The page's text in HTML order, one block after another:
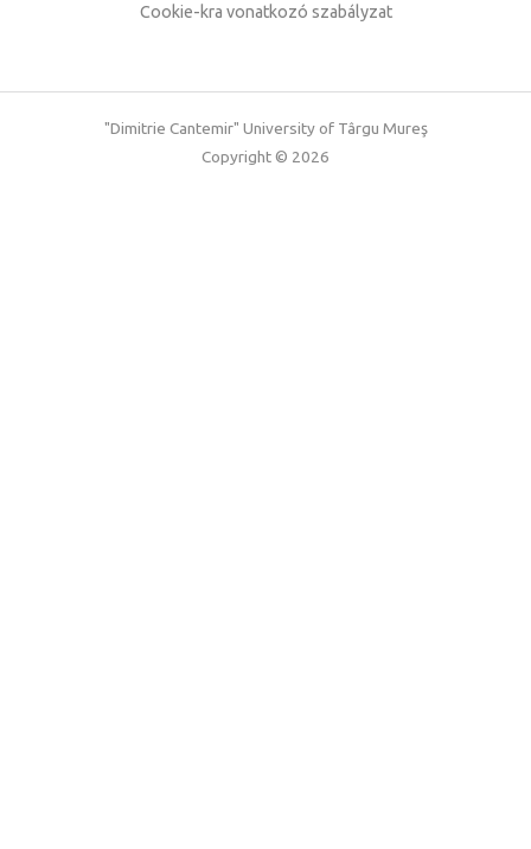
Cookie-kra vonatkozó szabályzat
"Dimitrie Cantemir" University of Târgu Mureş
Copyright © 2026